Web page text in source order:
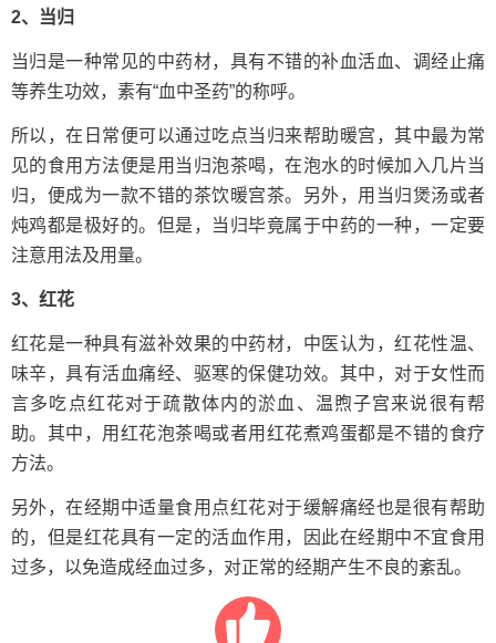
2、当归
当归是一种常见的中药材，具有不错的补血活血、调经止痛
等养生功效，素有“血中圣药”的称呼。
所以，在日常便可以通过吃点当归来帮助暖宫，其中最为常
见的食用方法便是用当归泡茶喝，在泡水的时候加入几片当
归，便成为一款不错的茶饮暖宫茶。另外，用当归煲汤或者
炖鸡都是极好的。但是，当归毕竟属于中药的一种，一定要
注意用法及用量。
3、红花
红花是一种具有滋补效果的中药材，中医认为，红花性温、
味辛，具有活血痛经、驱寒的保健功效。其中，对于女性而
言多吃点红花对于疏散体内的淤血、温煦子宫来说很有帮
助。其中，用红花泡茶喝或者用红花煮鸡蛋都是不错的食疗
方法。
另外，在经期中适量食用点红花对于缓解痛经也是很有帮助
的，但是红花具有一定的活血作用，因此在经期中不宜食用
过多，以免造成经血过多，对正常的经期产生不良的紊乱。